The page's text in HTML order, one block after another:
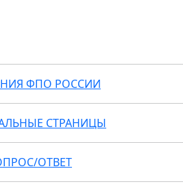
ФПО РОССИИ
СТРАНИЦЫ
ОТВЕТ